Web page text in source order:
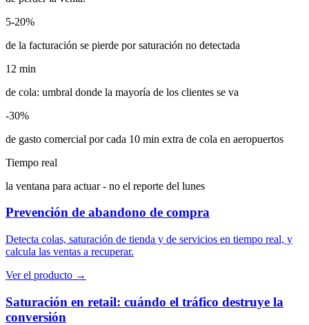
5-20%
de la facturación se pierde por saturación no detectada
12 min
de cola: umbral donde la mayoría de los clientes se va
-30%
de gasto comercial por cada 10 min extra de cola en aeropuertos
Tiempo real
la ventana para actuar - no el reporte del lunes
Prevención de abandono de compra
Detecta colas, saturación de tienda y de servicios en tiempo real, y
calcula las ventas a recuperar.
Ver el producto →
Saturación en retail: cuándo el tráfico destruye la
conversión